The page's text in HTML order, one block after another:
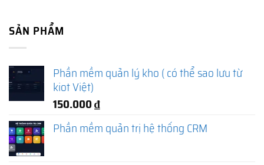
SẢN PHẨM
Phần mềm quản lý kho ( có thể sao lưu từ
kiot Việt)
150.000₫
Phần mềm quản trị hệ thống CRM